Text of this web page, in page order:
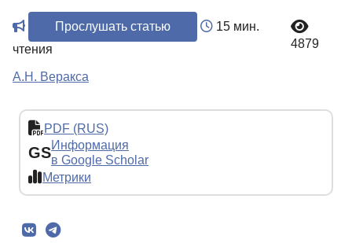
Прослушать статью
15 мин.
чтения
4879
А.Н. Веракса
PDF (RUS)
GSИнформация
в Google Scholar
Метрики